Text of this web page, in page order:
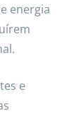
energia
e